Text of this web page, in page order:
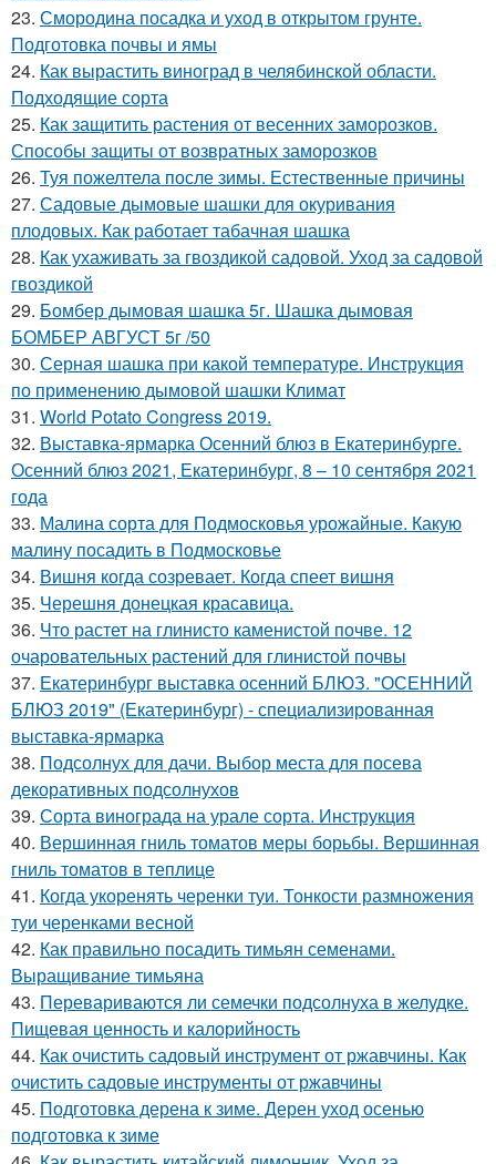
23. Смородина посадка и уход в открытом грунте.
Подготовка почвы и ямы
24. Как вырастить виноград в челябинской области.
Подходящие сорта
25. Как защитить растения от весенних заморозков.
Способы защиты от возвратных заморозков
26. Туя пожелтела после зимы. Естественные причины
27. Садовые дымовые шашки для окуривания
плодовых. Как работает табачная шашка
28. Как ухаживать за гвоздикой садовой. Уход за садовой
гвоздикой
29. Бомбер дымовая шашка 5г. Шашка дымовая
БОМБЕР АВГУСТ 5г /50
30. Серная шашка при какой температуре. Инструкция
по применению дымовой шашки Климат
31. World Potato Congress 2019.
32. Выставка-ярмарка Осенний блюз в Екатеринбурге.
Осенний блюз 2021, Екатеринбург, 8 – 10 сентября 2021
года
33. Малина сорта для Подмосковья урожайные. Какую
малину посадить в Подмосковье
34. Вишня когда созревает. Когда спеет вишня
35. Черешня донецкая красавица.
36. Что растет на глинисто каменистой почве. 12
очаровательных растений для глинистой почвы
37. Екатеринбург выставка осенний БЛЮЗ. "ОСЕННИЙ
БЛЮЗ 2019" (Екатеринбург) - специализированная
выставка-ярмарка
38. Подсолнух для дачи. Выбор места для посева
декоративных подсолнухов
39. Сорта винограда на урале сорта. Инструкция
40. Вершинная гниль томатов меры борьбы. Вершинная
гниль томатов в теплице
41. Когда укоренять черенки туи. Тонкости размножения
туи черенками весной
42. Как правильно посадить тимьян семенами.
Выращивание тимьяна
43. Перевариваются ли семечки подсолнуха в желудке.
Пищевая ценность и калорийность
44. Как очистить садовый инструмент от ржавчины. Как
очистить садовые инструменты от ржавчины
45. Подготовка дерена к зиме. Дерен уход осенью
подготовка к зиме